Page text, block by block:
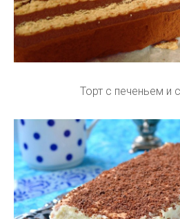
Торт с печеньем и